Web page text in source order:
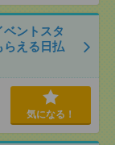
ントスタ
える日払
気になる！